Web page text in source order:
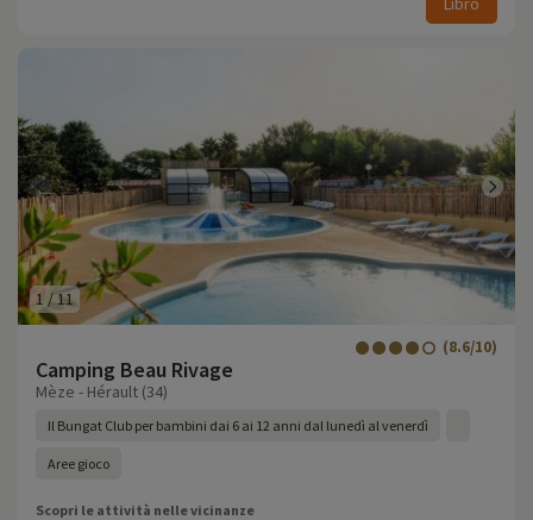
1 /11
Camping Beau Rivage
(8.6/10)
Mèze - Hérault (34)
Il Bungat Club per bambini dai 6 ai 12 anni dal lunedì al venerdì
Aree gioco
Scopri le attività nelle vicinanze